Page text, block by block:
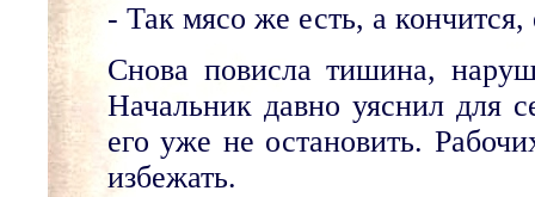
- Так мясо же есть, а
Снова повисла тишина,
Начальник давно уяснил для
его уже не остановить.
избежать.